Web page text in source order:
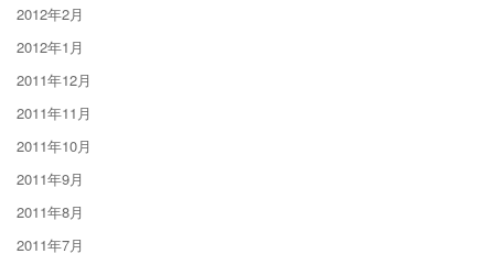
2012年2月
2012年1月
2011年12月
2011年11月
2011年10月
2011年9月
2011年8月
2011年7月